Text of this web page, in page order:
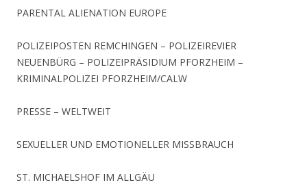
PARENTAL ALIENATION EUROPE
POLIZEIPOSTEN REMCHINGEN – POLIZEIREVIER
NEUENBÜRG – POLIZEIPRÄSIDIUM PFORZHEIM –
KRIMINALPOLIZEI PFORZHEIM/CALW
PRESSE – WELTWEIT
SEXUELLER UND EMOTIONELLER MISSBRAUCH
ST. MICHAELSHOF IM ALLGÄU